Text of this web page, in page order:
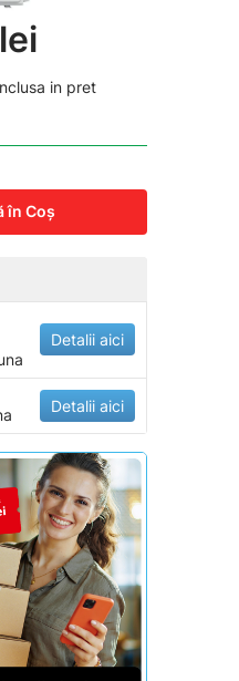
in pret
în Coş
Detalii aici
Detalii aici